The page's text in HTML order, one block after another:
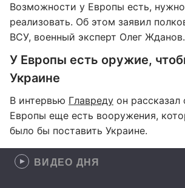
Возможности у Европы есть,
реализовать. Об этом заявил
ВСУ, военный эксперт Олег Жданов.
У Европы есть оружие,
Украине
В интервью Главреду он
Европы еще есть вооружения,
было бы поставить Украине.
ВИДЕО ДНЯ